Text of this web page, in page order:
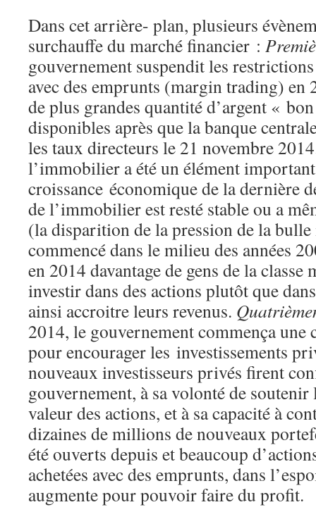
Dans cet arrière- plan, plusieurs
surchauffe du marché financier :
gouvernement suspendit les restrictions
avec des emprunts (margin trading) en
de plus grandes quantité d’argent «
disponibles après que la banque
les taux directeurs le 21 novembre
l’immobilier a été un élément
croissance économique de la dernière
de l’immobilier est resté stable ou a
(la disparition de la pression de la
commencé dans le milieu des années
en 2014 davantage de gens de la classe
investir dans des actions plutôt que
ainsi accroitre leurs revenus.
2014, le gouvernement commença une
pour encourager les investissements
nouveaux investisseurs privés firent
gouvernement, à sa volonté de
valeur des actions, et à sa capacité à
dizaines de millions de nouveaux
été ouverts depuis et beaucoup
achetées avec des emprunts, dans
augmente pour pouvoir faire du profit.